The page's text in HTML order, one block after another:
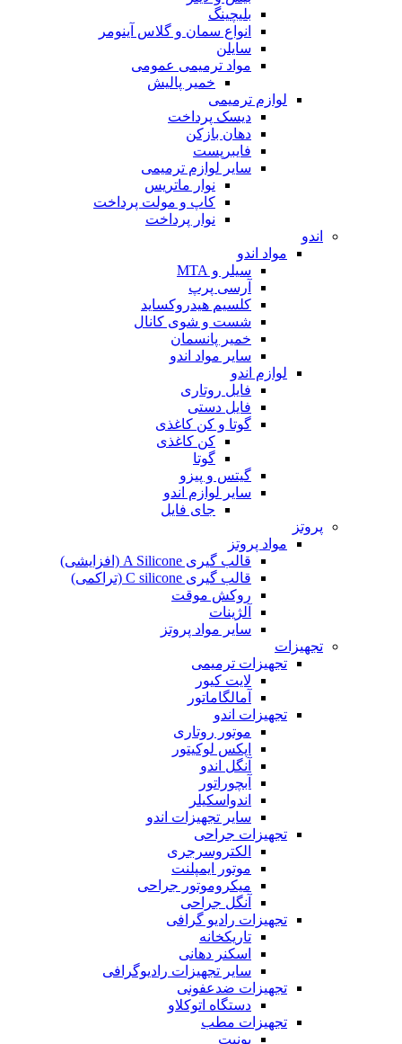
بلیچینگ
انواع سمان و گلاس آینومر
سایلن
مواد ترمیمی عمومی
خمیر پالیش
لوازم ترمیمی
دیسک پرداخت
دهان بازکن
فایبرپست
سایر لوازم ترمیمی
نوار ماتریس
کاپ و مولت پرداخت
نوار پرداخت
اندو
مواد اندو
سیلر و MTA
آرسی پرپ
کلسیم هیدروکساید
شست و شوی کانال
خمیر پانسمان
سایر مواد اندو
لوازم اندو
فایل روتاری
فایل دستی
گوتا و کن کاغذی
کن کاغذی
گوتا
گیتس و پیزو
سایر لوازم اندو
جای فایل
پروتز
مواد پروتز
قالب گیری A Silicone (افزایشی)
قالب گیری C silicone (تراکمی)
روکش موقت
آلژینات
سایر مواد پروتز
تجهیزات
تجهیزات ترمیمی
لایت کیور
آمالگاماتور
تجهیزات اندو
موتور روتاری
اپکس لوکیتور
آنگل اندو
آبچوراتور
اندواسکیلر
سایر تجهیزات اندو
تجهیزات جراحی
الکتروسرجری
موتور ایمپلنت
میکروموتور جراحی
آنگل جراحی
تجهیزات رادیو گرافی
تاریکخانه
اسکنر دهانی
سایر تجهیزات رادیوگرافی
تجهیزات ضدعفونی
دستگاه اتوکلاو
تجهیزات مطب
یونیت